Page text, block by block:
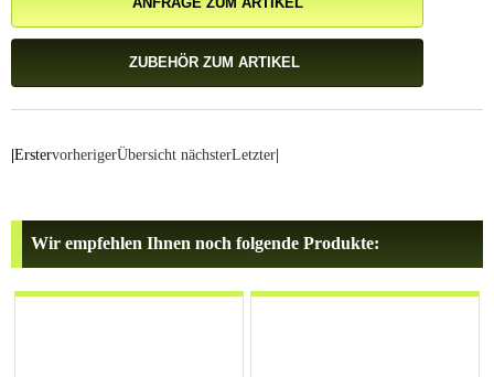
ZUBEHÖR ZUM ARTIKEL
|ErstervorherigerÜbersicht nächsterLetzter|
Wir empfehlen Ihnen noch folgende Produkte: